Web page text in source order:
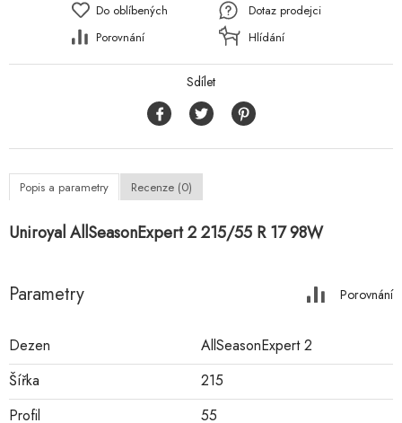
Do oblíbených
Porovnání
Dotaz prodejci
Hlídání
Sdílet
Popis a parametry Recenze (0)
Uniroyal AllSeasonExpert 2 215/55 R 17 98W
Parametry Porovnání
Dezen
AllSeasonExpert 2
Šířka
215
Profil
55